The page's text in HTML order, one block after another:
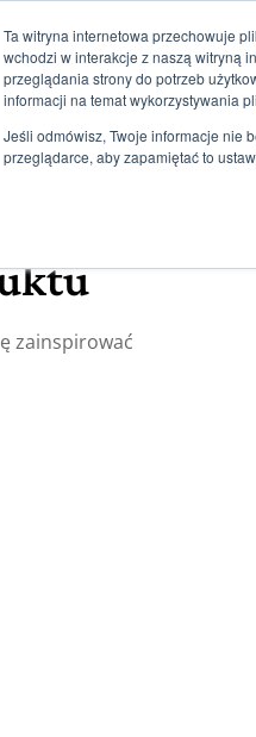
Ta witryna internetowa przechowuje
wchodzi w interakcje z naszą witryną
przeglądania strony do potrzeb
informacji na temat wykorzystywania
Jeśli odmówisz, Twoje informacje nie
przeglądarce, aby zapamiętać to
sklep internetowy
Strona Główna
zainspirować